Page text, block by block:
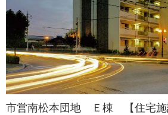
市営南松本団地 Ｅ棟 【住宅施